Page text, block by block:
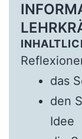
das
den
Idee